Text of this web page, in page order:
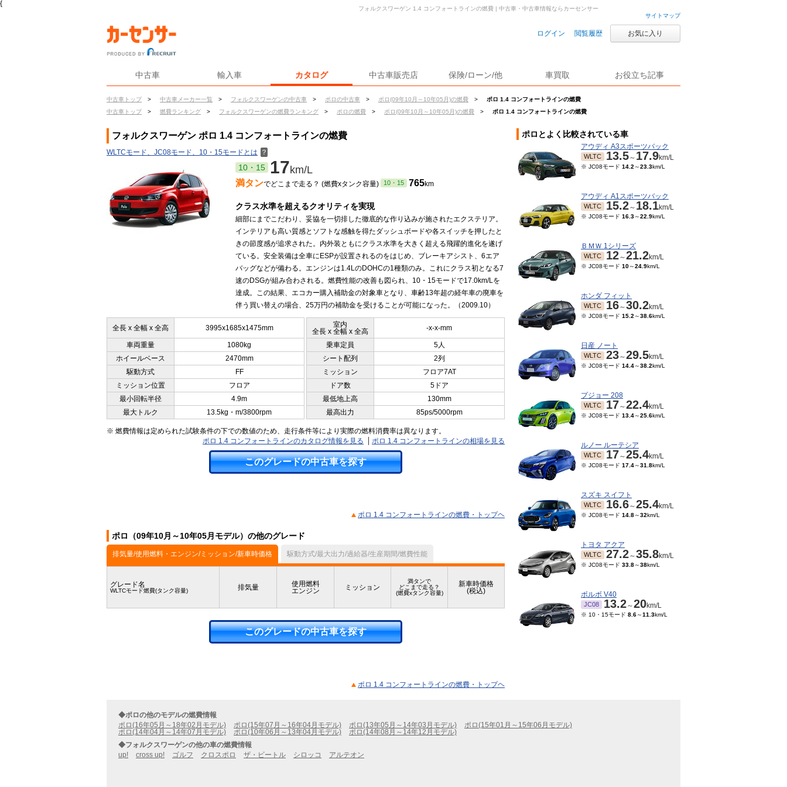
{
サイトマップ
ログイン 閲覧履歴 お気に入り
中古車 輸入車 カタログ 中古車販売店 保険/ローン/他 車買取 お役立ち記事
中古車トップ > 中古車メーカー一覧 > フォルクスワーゲンの中古車 > ポロの中古車 > ポロ(09年10月～10年05月)の燃費 >
ポロ 1.4 コンフォートラインの燃費
中古車トップ
> 燃費ランキング > フォルクスワーゲンの燃費ランキング > ポロの燃費 > ポロ(09年10月～10年05月)の燃費 > ポロ 1.4 コンフォートラインの燃費
フォルクスワーゲン 1.4 コンフォートラインの燃費 | 中古車・中古車情報ならカーセンサー
フォルクスワーゲン ポロ 1.4 コンフォートラインの燃費
WLTCモード、JC08モード、10・15モードとは ？
10・15 17km/L
満タンでどこまで走る？ (燃費xタンク容量) 10・15 765km
クラス水準を超えるクオリティを実現
細部にまでこだわり、妥協を一切排した徹底的な作り込みが施されたエクステリア。
インテリアも高い質感とソフトな感触を得たダッシュボードや各スイッチを押したと
きの節度感が追求された。内外装ともにクラス水準を大きく超える飛躍的進化を遂げ
ている。安全装備は全車にESPが設置されるのをはじめ、ブレーキアシスト、6エア
バッグなどが備わる。エンジンは1.4LのDOHCの1種類のみ。これにクラス初となる7
速のDSGが組み合わされる。燃費性能の改善も図られ、10・15モードで17.0km/Lを
達成。この結果、エコカー購入補助金の対象車となり、車齢13年超の経年車の廃車を
伴う買い替えの場合、25万円の補助金を受けることが可能になった。（2009.10）
全長 x 全幅 x 全高 3995x1685x1475mm
室内
全長 x 全幅 x 全高
-x-x-mm
車両重量 1080kg 乗車定員
5人
ホイールベース
2470mm シート配列
2列
駆動方式
FF ミッション
フロア7AT
ミッション位置
フロア ドア数
5ドア
最小回転半径
4.9m 最低地上高
130mm
最大トルク
13.5kg・m/3800rpm 最高出力 85ps/5000rpm
※ 燃費情報は定められた試験条件の下での数値のため、走行条件等により実際の燃料消費率は異なります。
ポロ 1.4 コンフォートラインのカタログ情報を見る
ポロ 1.4 コンフォートラインの相場を見る
このグレードの中古車を探す
ポロ 1.4 コンフォートラインの燃費・トップヘ
ポロ（09年10月～10年05月モデル）の他のグレード
排気量/使用燃料・エンジン/ミッション/新車時価格 駆動方式/最大出力/過給器/生産期間/燃費性能
グレード名
WLTCモード燃費(タンク容量) 排気量
使用燃料
エンジン
ミッション
満タンで
どこまで走る？
(燃費xタンク容量)
新車時価格
(税込)
このグレードの中古車を探す
ポロ 1.4 コンフォートラインの燃費・トップヘ
ポロとよく比較されている車
アウディ A3スポーツバック
WLTC 13.5～ 17.9km/L
※ JC08モード 14.2 ～23.3km/L
アウディ A1スポーツバック
WLTC 15.2～ 18.1km/L
※ JC08モード 16.3～22.9km/L
ＢＭＷ 1シリーズ
WLTC 12～21.2km/L
※ JC08モード 10～24.9km/L
ホンダ フィット
WLTC 16～30.2km/L
※ JC08モード 15.2 ～38.6km/L
日産 ノート
WLTC 23～29.5km/L
※ JC08モード 14.4～38.2km/L
プジョー 208
WLTC 17～22.4km/L
※ JC08モード 13.4～25.6km/L
ルノー ルーテシア
WLTC 17～25.4km/L
※ JC08モード 17.4～31.8km/L
スズキ スイフト
WLTC 16.6～25.4km/L
※ JC08モード 14.8～32km/L
トヨタ アクア
WLTC 27.2～35.8km/L
※ JC08モード 33.8～38km/L
ボルボ V40
JC08 13.2～20km/L
※ 10・15モード 8.6～11.3km/L
◆ポロの他のモデルの燃費情報
ポロ(16年05月～18年02月モデル)
ポロ(15年07月～16年04月モデル) ポロ(13年05月～14年03月モデル)
ポロ(15年01月～15年06月モデル)
ポロ(14年04月～14年07月モデル)
ポロ(10年06月～13年04月モデル)
ポロ(14年08月～14年12月モデル)
◆フォルクスワーゲンの他の車の燃費情報
up!
cross up! ゴルフ クロスポロ ザ・ビートル シロッコ アルテオン